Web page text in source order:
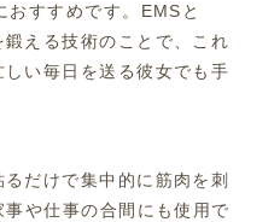
おすすめです。EMSと
える技術のことで、これ
い毎日を送る彼女でも手
だけで集中的に筋肉を刺
や仕事の合間にも使用で